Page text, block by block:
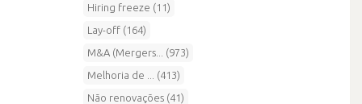
Hiring freeze (11)
Lay-off (164)
M&A (Mergers... (973)
Melhoria de ... (413)
Não renovações (41)